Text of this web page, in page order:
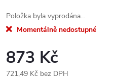
Položka byla vyprodána…
Momentálně nedostupné
873 Kč
721,49 Kč bez DPH